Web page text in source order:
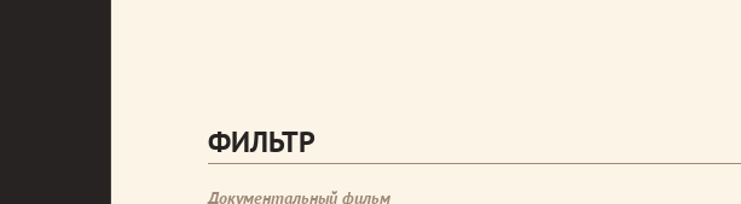
ФИЛЬТР
Документальный фильм